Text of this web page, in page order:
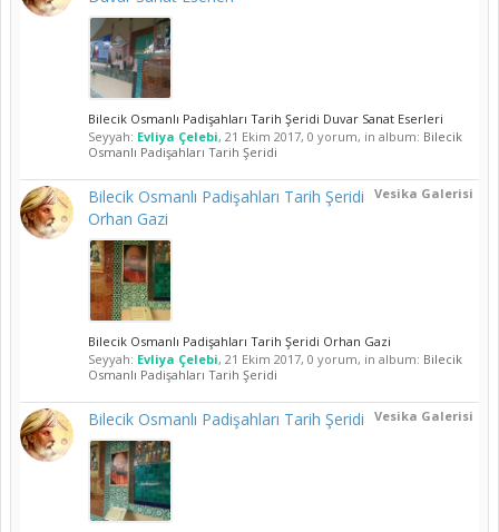
Bilecik Osmanlı Padişahları Tarih Şeridi Duvar Sanat Eserleri
Seyyah: Evliya Çelebi, 21 Ekim 2017, 0 yorum, in album: Bilecik
Osmanlı Padişahları Tarih Şeridi
Vesika Galerisi
Bilecik Osmanlı Padişahları Tarih Şeridi
Orhan Gazi
Bilecik Osmanlı Padişahları Tarih Şeridi Orhan Gazi
Seyyah: Evliya Çelebi, 21 Ekim 2017, 0 yorum, in album: Bilecik
Osmanlı Padişahları Tarih Şeridi
Vesika Galerisi
Bilecik Osmanlı Padişahları Tarih Şeridi